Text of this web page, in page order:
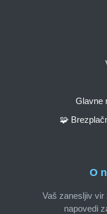
O
Vaš zanesljiv
napovedi
Glavne
🧩